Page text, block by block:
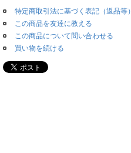
特定商取引法に基づく表記（返品等）
この商品を友達に教える
この商品について問い合わせる
買い物を続ける